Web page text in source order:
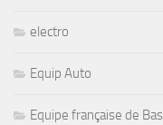
electro
Equip Auto
Equipe française de